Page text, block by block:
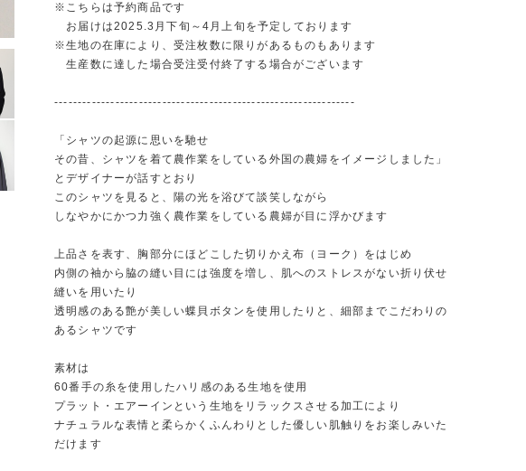
※こちらは予約商品です
お届けは2025.3月下旬～4月上旬を予定しております
※生地の在庫により、受注枚数に限りがあるものもあります
生産数に達した場合受注受付終了する場合がございます
----------------------------------------------------------------
「シャツの起源に思いを馳せ
その昔、シャツを着て農作業をしている外国の農婦をイメージしました」
とデザイナーが話すとおり
このシャツを見ると、陽の光を浴びて談笑しながら
しなやかにかつ力強く農作業をしている農婦が目に浮かびます
上品さを表す、胸部分にほどこした切りかえ布（ヨーク）をはじめ
内側の袖から脇の縫い目には強度を増し、肌へのストレスがない折り伏せ
縫いを用いたり
透明感のある艶が美しい蝶貝ボタンを使用したりと、細部までこだわりの
あるシャツです
素材は
60番手の糸を使用したハリ感のある生地を使用
プラット・エアーインという生地をリラックスさせる加工により
ナチュラルな表情と柔らかくふんわりとした優しい肌触りをお楽しみいた
だけます